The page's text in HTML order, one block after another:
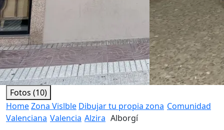
Fotos (10)
HomeZona Vislble Dibujar tu propia zona Comunidad
Valenciana Valencia Alzira Alborgí